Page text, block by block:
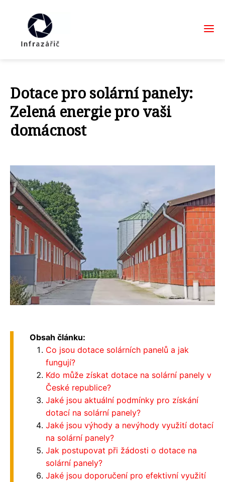
Dotace pro solární panely:
Zelená energie pro vaši
domácnost
Obsah článku:
Co jsou dotace solárních panelů a jak
fungují?
Kdo může získat dotace na solární panely v
České republice?
Jaké jsou aktuální podmínky pro získání
dotací na solární panely?
Jaké jsou výhody a nevýhody využití dotací
na solární panely?
Jak postupovat při žádosti o dotace na
solární panely?
Jaké jsou doporučení pro efektivní využití